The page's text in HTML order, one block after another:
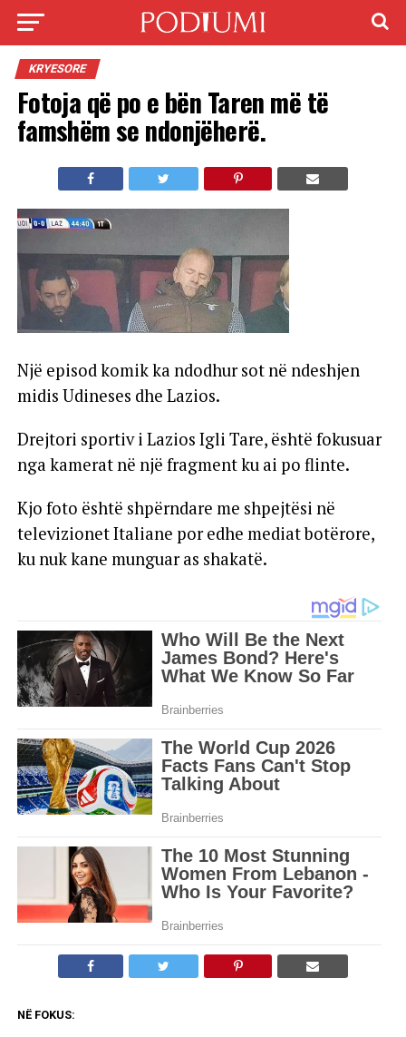
KRYESORE
Fotoja që po e bën Taren më të
famshëm se ndonjëherë.
Një episod komik ka ndodhur sot në ndeshjen
midis Udineses dhe Lazios.
Drejtori sportiv i Lazios Igli Tare, është fokusuar
nga kamerat në një fragment ku ai po flinte.
Kjo foto është shpërndare me shpejtësi në
televizionet Italiane por edhe mediat botërore,
ku nuk kane munguar as shakatë.
NË FOKUS: